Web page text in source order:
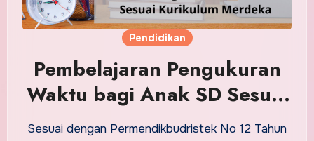
Pendidikan
Pembelajaran Pengukuran
Waktu bagi Anak SD Sesuai
Kurikulum Merdeka
Sesuai dengan Permendikbudristek No 12 Tahun